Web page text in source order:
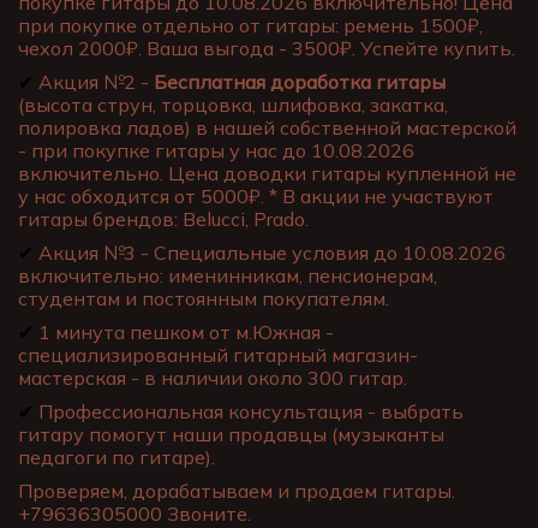
при покупке отдельно от гитары: ремень 1500₽,
чехол 2000₽. Ваша выгода - 3500₽. Успейте купить.
✔ Акция №2 - Бесплатная доработка гитары
(высота струн, торцовка, шлифовка, закатка,
полировка ладов) в нашей собственной мастерской
- при покупке гитары у нас до 10.08.2026
включительно. Цена доводки гитары купленной не
у нас обходится от 5000₽. * В акции не участвуют
гитары брендов: Belucci, Prado.
✔ Акция №3 - Специальные условия до 10.08.2026
включительно: именинникам, пенсионерам,
студентам и постоянным покупателям.
✔ 1 минута пешком от м.Южная -
специализированный гитарный магазин-
мастерская - в наличии около 300 гитар.
✔ Профессиональная консультация - выбрать
гитару помогут наши продавцы (музыканты
педагоги по гитаре).
Проверяем, дорабатываем и продаем гитары.
+79636305000 Звоните.